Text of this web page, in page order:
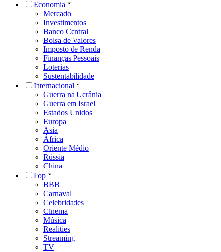
Economia
Mercado
Investimentos
Banco Central
Bolsa de Valores
Imposto de Renda
Finanças Pessoais
Loterias
Sustentabilidade
Internacional
Guerra na Ucrânia
Guerra em Israel
Estados Unidos
Europa
Ásia
África
Oriente Médio
Rússia
China
Pop
BBB
Carnaval
Celebridades
Cinema
Música
Realities
Streaming
TV